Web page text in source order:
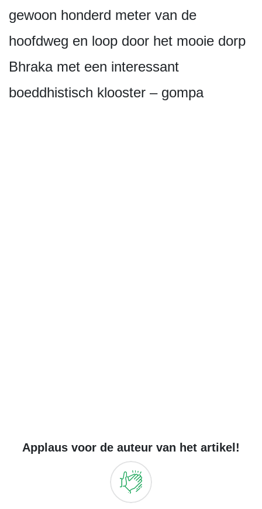
gewoon honderd meter van de
hoofdweg en loop door het mooie dorp
Bhraka met een interessant
boeddhistisch klooster – gompa
Applaus voor de auteur van het artikel!